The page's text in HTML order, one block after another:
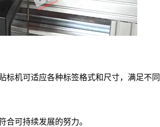
机可适应各种标签格式和尺寸，满足不同
可持续发展的努力。